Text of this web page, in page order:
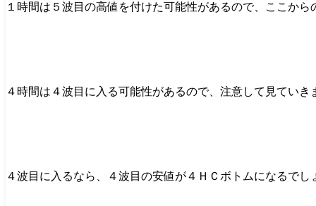
１時間は５波目の高値を付けた可能性があるので、ここか
４時間は４波目に入る可能性があるので、注意して見ていき
４波目に入るなら、４波目の安値が４ＨＣボトムになるでし